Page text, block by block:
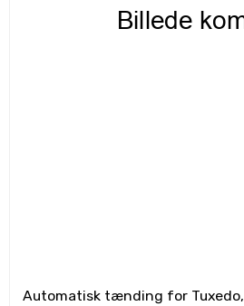
Automatisk tænding for Tuxedo,